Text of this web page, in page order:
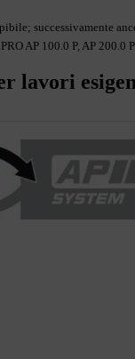
successivamente
AP 100.0 P, AP 200.0
lavori